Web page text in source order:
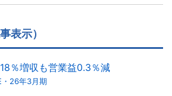
表示）
％増収も営業益0.3％減
・26年3月期